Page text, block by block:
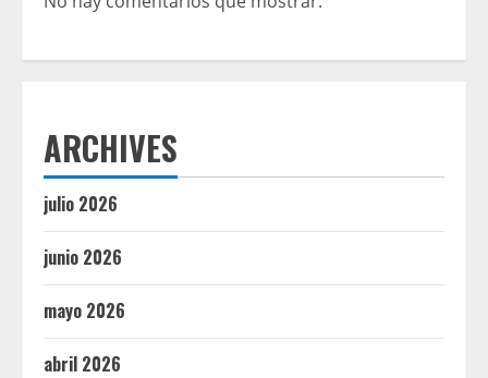
ARCHIVES
julio 2026
junio 2026
mayo 2026
abril 2026